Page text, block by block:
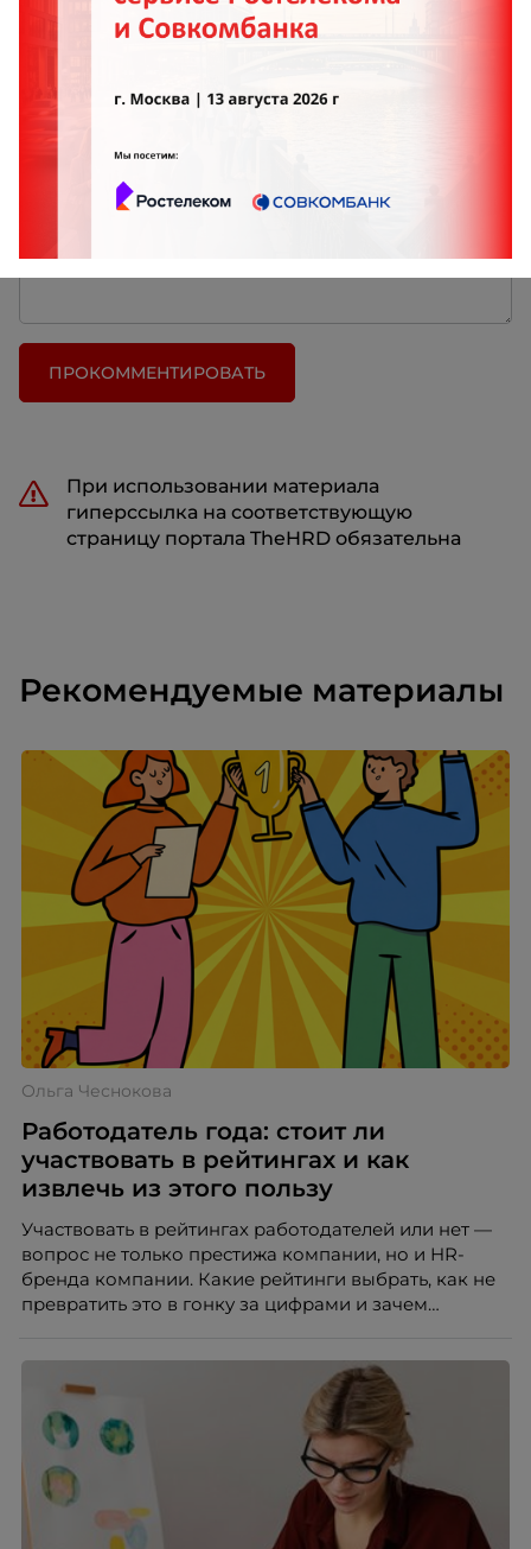
Что Вы думаете об этом?
ПРОКОММЕНТИРОВАТЬ
При использовании материала
гиперссылка на соответствующую
страницу портала TheHRD обязательна
Рекомендуемые материалы
Ольга Чеснокова
Работодатель года: стоит ли
участвовать в рейтингах и как
извлечь из этого пользу
Участвовать в рейтингах работодателей или нет —
вопрос не только престижа компании, но и HR-
бренда компании. Какие рейтинги выбрать, как не
превратить это в гонку за цифрами и зачем
Чеснокова, HR-директор Right line.